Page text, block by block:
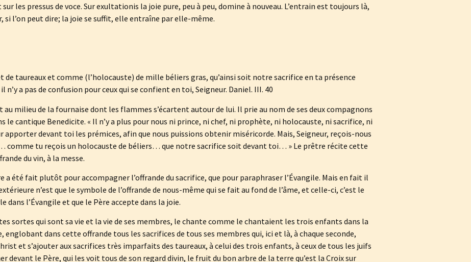
les pressus de voce. Sur exultationis la joie pure, peu à peu, domine à nouveau. L’entrain est toujours là,
si l’on peut dire; la joie se suffit, elle entraîne par elle-même.
de taureaux et comme (l’holocauste) de mille béliers gras, qu’ainsi soit notre sacrifice en ta présence
n’y a pas de confusion pour ceux qui se confient en toi, Seigneur. Daniel. III. 40
au milieu de la fournaise dont les flammes s’écartent autour de lui. Il prie au nom de ses deux compagnons
le cantique Benedicite. « Il n’y a plus pour nous ni prince, ni chef, ni prophète, ni holocauste, ni sacrifice, ni
devant toi les prémices, afin que nous puissions obtenir miséricorde. Mais, Seigneur, reçois-nous
tu reçois un holocauste de béliers… que notre sacrifice soit devant toi… » Le prêtre récite cette
du vin, à la messe.
a été fait plutôt pour accompagner l’offrande du sacrifice, que pour paraphraser l’Évangile. Mais en fait il
n’est que le symbole de l’offrande de nous-même qui se fait au fond de l’âme, et celle-ci, c’est le
l’Évangile et que le Père accepte dans la joie.
sortes qui sont sa vie et la vie de ses membres, le chante comme le chantaient les trois enfants dans la
englobant dans cette offrande tous les sacrifices de tous ses membres qui, ici et là, à chaque seconde,
et s’ajouter aux sacrifices très imparfaits des taureaux, à celui des trois enfants, à ceux de tous les juifs
devant le Père, qui les voit tous de son regard divin, le fruit du bon arbre de la terre qu’est la Croix sur